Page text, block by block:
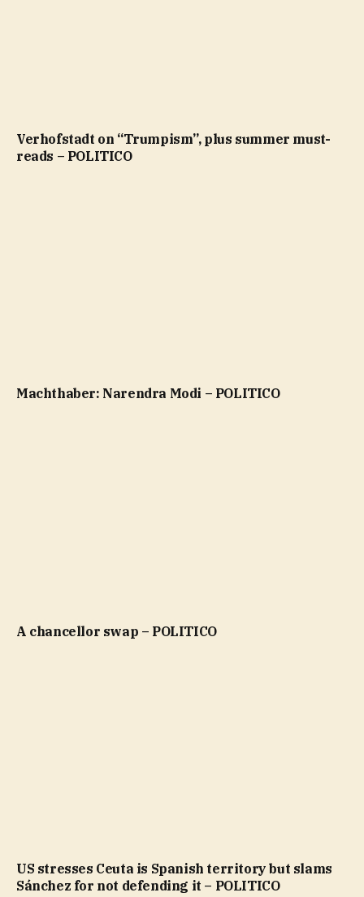
Verhofstadt on “Trumpism”, plus summer must-
reads – POLITICO
Machthaber: Narendra Modi – POLITICO
A chancellor swap – POLITICO
US stresses Ceuta is Spanish territory but slams
Sánchez for not defending it – POLITICO